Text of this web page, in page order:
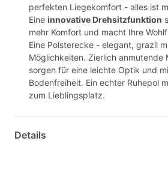
perfekten Liegekomfort - alles ist
Eine innovative Drehsitzfunktion
mehr Komfort und macht Ihre
Eine Polsterecke - elegant, grazil
Möglichkeiten. Zierlich anmutende
sorgen für eine leichte Optik und
Bodenfreiheit. Ein echter Ruhepol
zum Lieblingsplatz.
Details